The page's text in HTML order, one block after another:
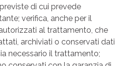
di cui prevede
verifica, anche per il
al trattamento, che
archiviati o conservati dati
necessario il trattamento;